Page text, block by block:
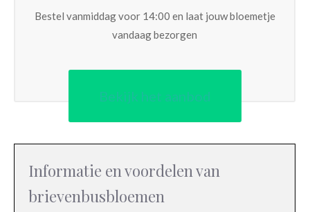
Bestel vanmiddag voor 14:00 en laat jouw bloemetje
vandaag bezorgen
Bekijk het aanbod
Informatie en voordelen van
brievenbusbloemen